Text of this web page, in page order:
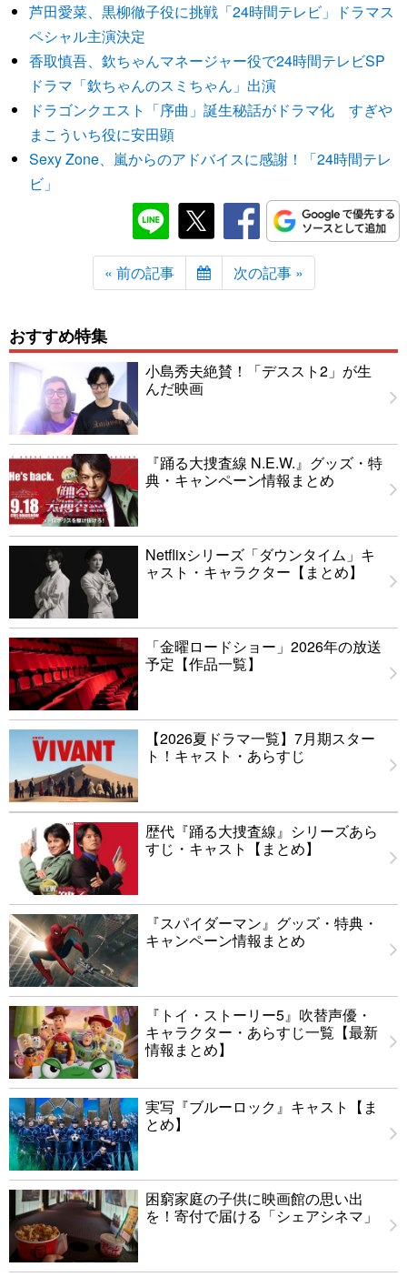
芦田愛菜、黒柳徹子役に挑戦「24時間テレビ」ドラマス
ペシャル主演決定
香取慎吾、欽ちゃんマネージャー役で24時間テレビSP
ドラマ「欽ちゃんのスミちゃん」出演
ドラゴンクエスト「序曲」誕生秘話がドラマ化 すぎや
まこういち役に安田顕
Sexy Zone、嵐からのアドバイスに感謝！「24時間テレ
ビ」
« 前の記事 次の記事 »
おすすめ特集
小島秀夫絶賛！「デススト2」が生
んだ映画
『踊る大捜査線 N.E.W.』グッズ・特
典・キャンペーン情報まとめ
Netflixシリーズ「ダウンタイム」キ
ャスト・キャラクター【まとめ】
「金曜ロードショー」2026年の放送
予定【作品一覧】
【2026夏ドラマ一覧】7月期スター
ト！キャスト・あらすじ
歴代『踊る大捜査線』シリーズあら
すじ・キャスト【まとめ】
『スパイダーマン』グッズ・特典・
キャンペーン情報まとめ
『トイ・ストーリー5』吹替声優・
キャラクター・あらすじ一覧【最新
情報まとめ】
実写『ブルーロック』キャスト【ま
とめ】
困窮家庭の子供に映画館の思い出
を！寄付で届ける「シェアシネマ」